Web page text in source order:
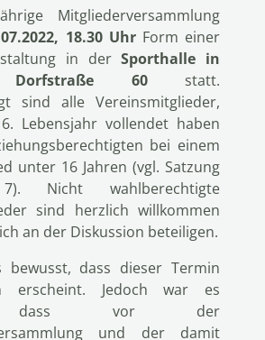
Mitgliederversammlung
18.30 UhrForm einer
in derSporthalle in
Dorfstraße 60statt.
sind alle Vereinsmitglieder,
Lebensjahr vollendet haben
bei einem
unter 16 Jahren (vgl. Satzung
Nicht wahlberechtigte
sind herzlich willkommen
an der Diskussion beteiligen.
dass dieser Termin
erscheint. Jedoch war es
dass vor der
und der damit